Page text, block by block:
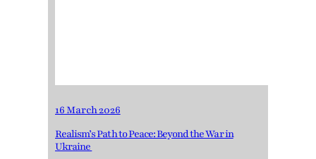
16 March 2026
Realism’s Path to Peace: Beyond the War in
Ukraine